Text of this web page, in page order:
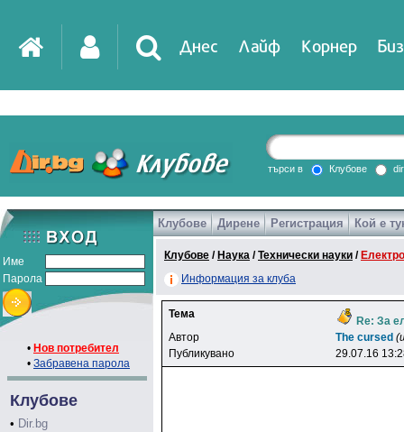
Днес Лайф Корнер
DirTV Impressio
Games
търси в Клубове
Име
Парола
• Нов потребител
• Забравена парола
Клубове
• Dir.bg
Клубове Дирене Регистрация Кой е
Клубове / Наука /Технически науки /
Информация за клуба
Тема
Re: За
Автор
The cursed
Публикувано
29.07.16